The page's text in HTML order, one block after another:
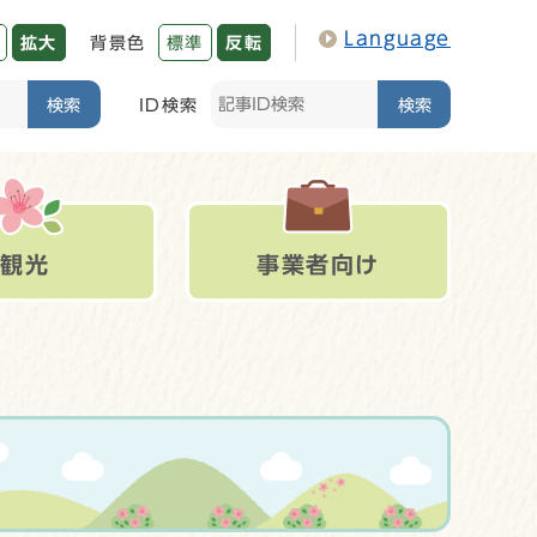
拡大 背景色 標準 反転 Language
検索 ID検索 検索
観光 事業者向け